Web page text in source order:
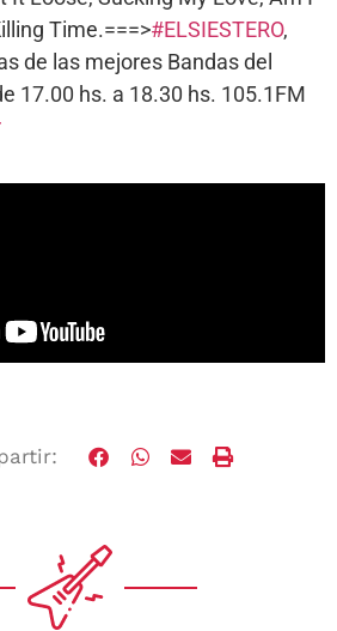
Time.===>#ELSIESTERO,
de las mejores Bandas del
17.00 hs. a 18.30 hs. 105.1FM